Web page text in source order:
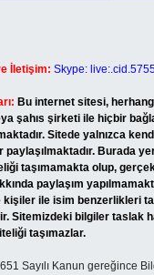
İletişim: Skype:
Bu internet sitesi,
şahıs şirketi ile hiçbir
Sitede yalnızca kendi
paylaşılmaktadır. Burada
taşımamakta olup,
paylaşım
kişiler ile isim benzerlikleri
Sitemizdeki bilgiler taslak
taşımazlar.
Sayılı Kanun gereğince